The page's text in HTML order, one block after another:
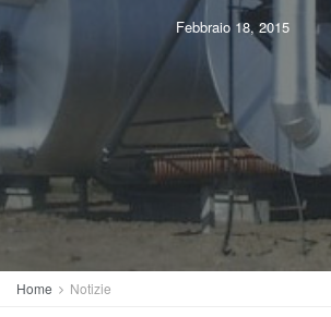
Febbraio 18, 2015
Home Notizie